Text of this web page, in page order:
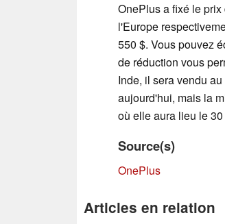
OnePlus a fixé le
l'Europe
550 $. Vous pouvez
de réduction vous
Inde, il sera vendu
aujourd'hui, mais la
où elle aura lieu le
Source(s)
OnePlus
Articles en relation